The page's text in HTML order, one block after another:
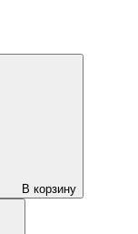
В корзину